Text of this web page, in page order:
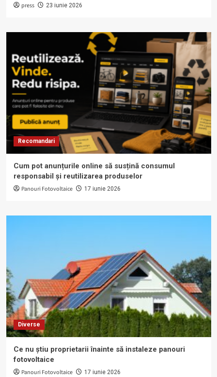
press 23 iunie 2026
Recomandari
Cum pot anunțurile online să susțină consumul
responsabil și reutilizarea produselor
Panouri Fotovoltaice 17 iunie 2026
Diverse
Ce nu știu proprietarii înainte să instaleze panouri
fotovoltaice
Panouri Fotovoltaice 17 iunie 2026